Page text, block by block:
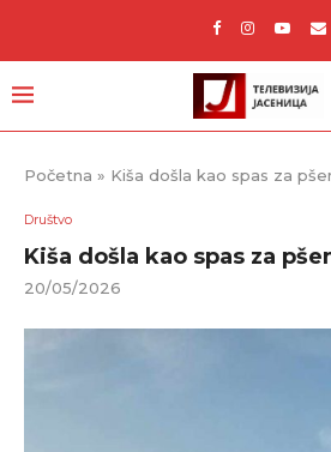
Početna » Kiša došla kao spas za
Društvo
Kiša došla kao spas za
20/05/2026